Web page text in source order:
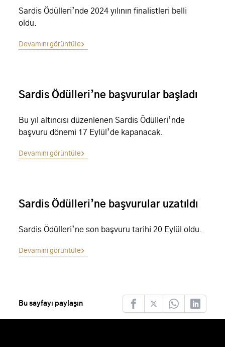
Sardis Ödülleri’nde 2024 yılının finalistleri belli
oldu.
Devamını görüntüle
Sardis Ödülleri’ne başvurular başladı
Bu yıl altıncısı düzenlenen Sardis Ödülleri’nde
başvuru dönemi 17 Eylül’de kapanacak.
Devamını görüntüle
Sardis Ödülleri’ne başvurular uzatıldı
Sardis Ödülleri’ne son başvuru tarihi 20 Eylül oldu.
Devamını görüntüle
Bu sayfayı paylaşın
FacebookTwitterWhatsappLinkedIn